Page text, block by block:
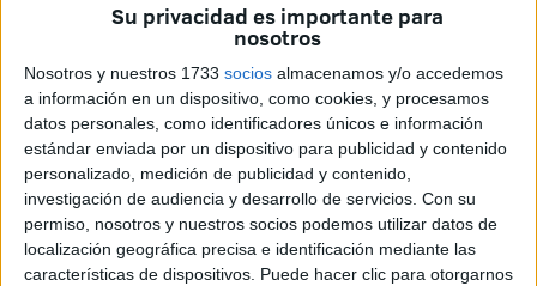
Su privacidad es importante para
nosotros
Nosotros y nuestros 1733 socios almacenamos y/o accedemos
a información en un dispositivo, como cookies, y procesamos
datos personales, como identificadores únicos e información
estándar enviada por un dispositivo para publicidad y contenido
personalizado, medición de publicidad y contenido,
investigación de audiencia y desarrollo de servicios. Con su
permiso, nosotros y nuestros socios podemos utilizar datos de
localización geográfica precisa e identificación mediante las
características de dispositivos. Puede hacer clic para otorgarnos
Los Morancos han llegado a Ceuta para presentar su
espectáculo ‘El Desfase’, organizado por la Consejería de
Educación y Cultura como parte del ‘Verano Cultural 2021’
y lo han hecho con la intención de quela pandemia no
acabe con el humor, sino que sirva como una alternativa
para superar los momentos difíciles y “llevarse un millón
de sonrisas”.